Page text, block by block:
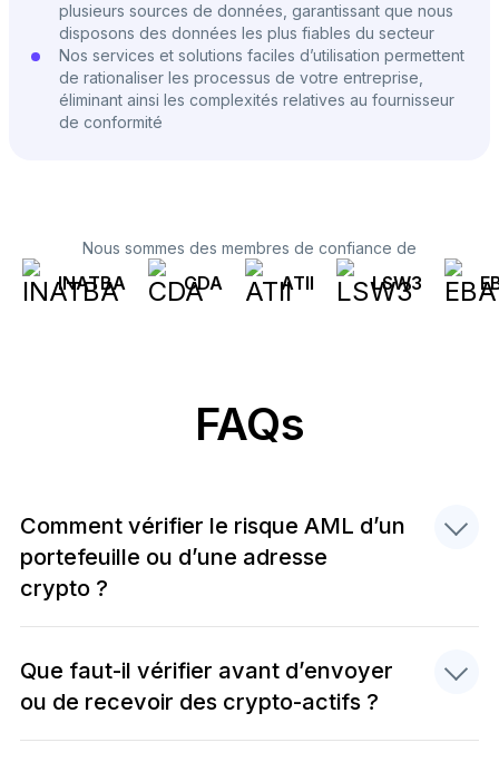
plusieurs sources de données, garantissant que nous
disposons des données les plus fiables du secteur
Nos services et solutions faciles d’utilisation permettent
de rationaliser les processus de votre entreprise,
éliminant ainsi les complexités relatives au fournisseur
de conformité
Nous sommes des membres de confiance de
INATBA CDA ATII LSW3
FAQs
Comment vérifier le risque AML d’un
portefeuille ou d’une adresse
crypto ?
Que faut-il vérifier avant d’envoyer
ou de recevoir des crypto-actifs ?